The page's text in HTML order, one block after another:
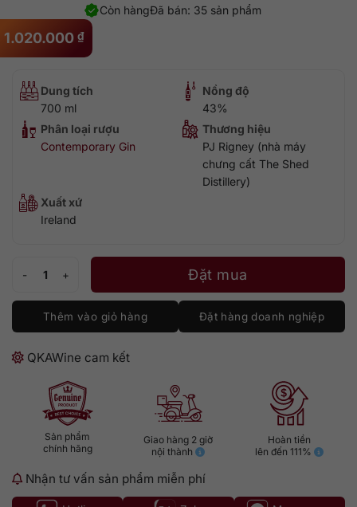
1.020.000 ₫
Đã bán: 35 sản phẩm
Còn hàng
Dung tích
700 ml
Nồng độ
43%
Phân loại rượu
Contemporary Gin
Thương hiệu
PJ Rigney (nhà máy
chưng cất The Shed
Distillery)
Xuất xứ
Ireland
Đặt mua
Thêm vào giỏ hàng Đặt hàng doanh nghiệp
QKAWine cam kết
Sản phẩm
chính hãng
Giao hàng 2 giờ
nội thành
Hoàn tiền
lên đến 111%
Nhận tư vấn sản phẩm miễn phí